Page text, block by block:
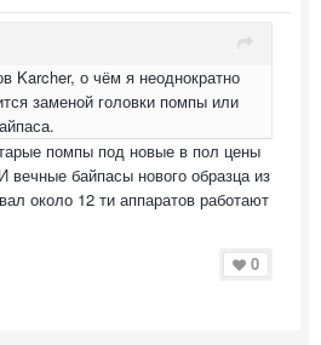
Karcher, о чём я неоднократно
заменой головки помпы или
помпы под новые в пол цены
вечные байпасы нового образца из
около 12 ти аппаратов работают
0